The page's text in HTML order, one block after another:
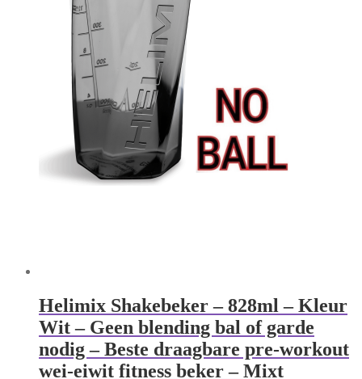
Helimix Shakebeker – 828ml – Kleur
Wit – Geen blending bal of garde
nodig – Beste draagbare pre-workout
wei-eiwit fitness beker – Mixt